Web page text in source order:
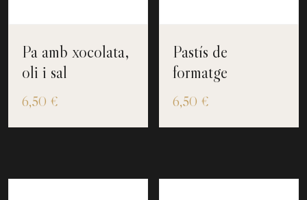
Pa amb xocolata,
oli i sal
6,50 €
Pastís de
formatge
6,50 €